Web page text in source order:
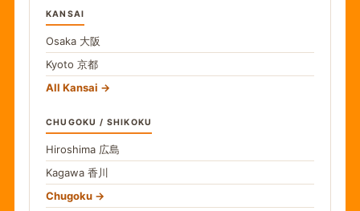
KANSAI
Osaka 大阪
Kyoto 京都
All Kansai
CHUGOKU / SHIKOKU
Hiroshima 広島
Kagawa 香川
Chugoku